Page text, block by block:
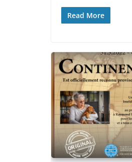
Read More